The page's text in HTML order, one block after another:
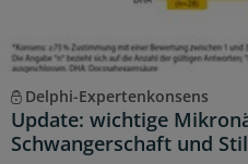
Delphi-Expertenkonsens
Update: wichtige
Schwangerschaft und